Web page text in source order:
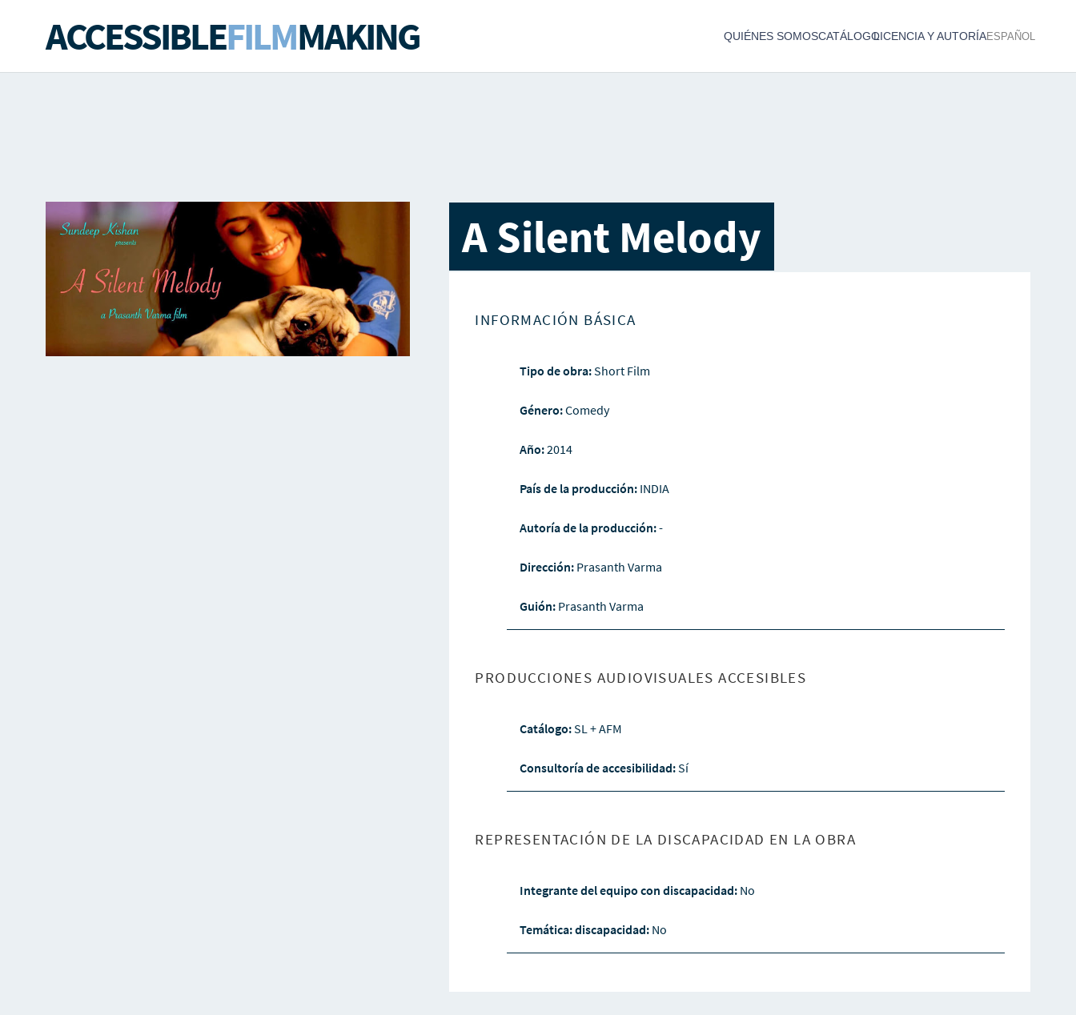
ACCESSIBLEFILMMAKING QUIÉNES SOMOSCATÁLOGOLICENCIA Y AUTORÍAESPAÑOL
A Silent Melody
INFORMACIÓN BÁSICA
Tipo de obra:Short Film
Género:Comedy
Año:2014
País de la producción: INDIA
Autoría de la producción:-
Dirección: Prasanth Varma
Guión: Prasanth Varma
PRODUCCIONES AUDIOVISUALES ACCESIBLES
Catálogo:SL + AFM
Consultoría de accesibilidad:Sí
REPRESENTACIÓN DE LA DISCAPACIDAD EN LA OBRA
Integrante del equipo con discapacidad: No
Temática: discapacidad: No